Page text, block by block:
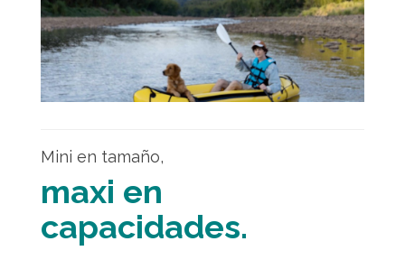
Mini en tamaño,
maxi en
capacidades.